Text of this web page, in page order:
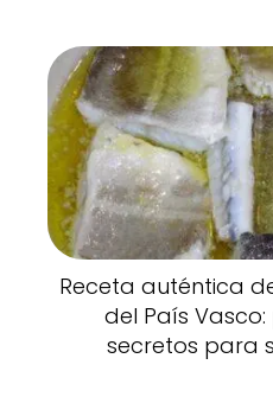
Receta auténtica
del País
secretos para